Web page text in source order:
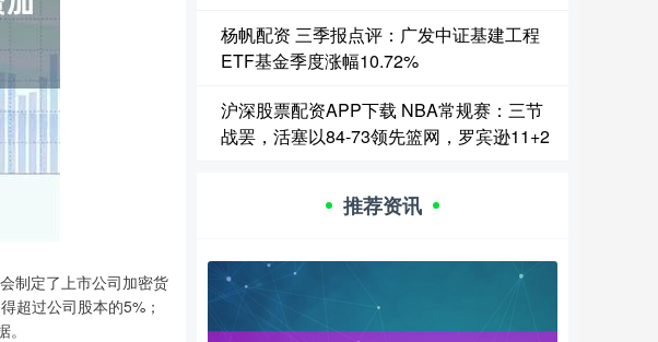
制定了上市公司加密货
超过公司股本的5%；
杨帆配资 三季报点评：广发中证基建工程
ETF基金季度涨幅10.72%
沪深股票配资APP下载 NBA常规赛：三节
战罢，活塞以84-73领先篮网，罗宾逊11+2
推荐资讯